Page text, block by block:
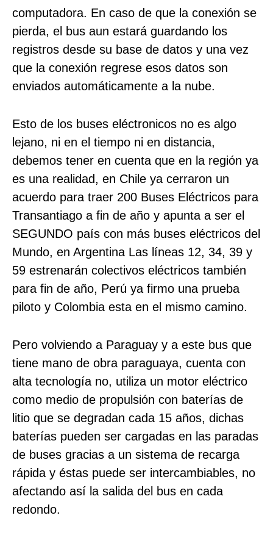
computadora. En caso de que la conexión se
pierda, el bus aun estará guardando los
registros desde su base de datos y una vez
que la conexión regrese esos datos son
enviados automáticamente a la nube.
Esto de los buses eléctronicos no es algo
lejano, ni en el tiempo ni en distancia,
debemos tener en cuenta que en la región ya
es una realidad, en Chile ya cerraron un
acuerdo para traer 200 Buses Eléctricos para
Transantiago a fin de año y apunta a ser el
SEGUNDO país con más buses eléctricos del
Mundo, en Argentina Las líneas 12, 34, 39 y
59 estrenarán colectivos eléctricos también
para fin de año, Perú ya firmo una prueba
piloto y Colombia esta en el mismo camino.
Pero volviendo a Paraguay y a este bus que
tiene mano de obra paraguaya, cuenta con
alta tecnología no, utiliza un motor eléctrico
como medio de propulsión con baterías de
litio que se degradan cada 15 años, dichas
baterías pueden ser cargadas en las paradas
de buses gracias a un sistema de recarga
rápida y éstas puede ser intercambiables, no
afectando así la salida del bus en cada
redondo.